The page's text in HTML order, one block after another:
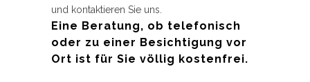
und kontaktieren Sie uns.
Eine Beratung, ob telefonisch
oder zu einer Besichtigung vor
Ort ist für Sie völlig kostenfrei.